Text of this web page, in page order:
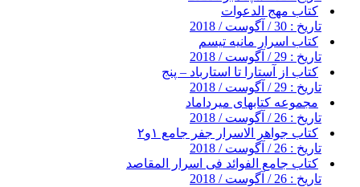
کتاب مهج الدعوات
تاریخ : 30 / آگوست / 2018
کتاب اسرار مانیه تیسم
تاریخ : 29 / آگوست / 2018
کتاب از آستارا تا استارباد – پنج
تاریخ : 29 / آگوست / 2018
مجموعه کتابهای میرداماد
تاریخ : 26 / آگوست / 2018
کتاب جواهر الاسرار جفر جامع ۱و۲
تاریخ : 26 / آگوست / 2018
کتاب جامع الفوائد فی اسرار المقاصد
تاریخ : 26 / آگوست / 2018